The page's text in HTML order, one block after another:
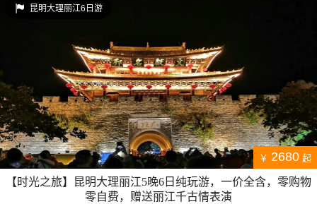
昆明大理丽江6日游
￥ 2680 起
【时光之旅】昆明大理丽江5晚6日纯玩游，一价全含，零购物
零自费，赠送丽江千古情表演